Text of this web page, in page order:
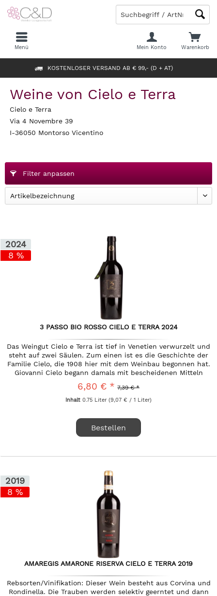
KOSTENLOSER VERSAND AB € 99,- (D + AT)
Warenkorb
Mein Konto
Menü
Weine von Cielo e Terra
Cielo e Terra
Via 4 Novembre 39
I-36050 Montorso Vicentino
Filter anpassen
2024
8 %
3 PASSO BIO ROSSO CIELO E TERRA 2024
Das Weingut Cielo e Terra ist tief in Venetien verwurzelt und
steht auf zwei Säulen. Zum einen ist es die Geschichte der
Familie Cielo, die 1908 hier mit dem Weinbau begonnen hat.
Giovanni Cielo begann damals mit bescheidenen Mitteln
mit...
6,80 € * 7,39 € *
Inhalt0.75 Liter(9,07 € / 1 Liter)
Bestellen
2019
8 %
AMAREGIS AMARONE RISERVA CIELO E TERRA 2019
Rebsorten/Vinifikation: Dieser Wein besteht aus Corvina und
Rondinella. Die Trauben werden selektiv geerntet und dann